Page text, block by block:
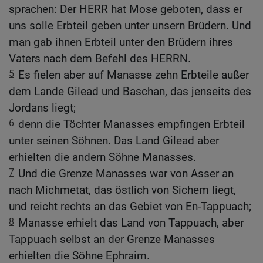
sprachen: Der HERR hat Mose geboten, dass er
uns solle Erbteil geben unter unsern Brüdern. Und
man gab ihnen Erbteil unter den Brüdern ihres
Vaters nach dem Befehl des HERRN.
5 Es fielen aber auf Manasse zehn Erbteile außer
dem Lande Gilead und Baschan, das jenseits des
Jordans liegt;
6 denn die Töchter Manasses empfingen Erbteil
unter seinen Söhnen. Das Land Gilead aber
erhielten die andern Söhne Manasses.
7 Und die Grenze Manasses war von Asser an
nach Michmetat, das östlich von Sichem liegt,
und reicht rechts an das Gebiet von En-Tappuach;
8 Manasse erhielt das Land von Tappuach, aber
Tappuach selbst an der Grenze Manasses
erhielten die Söhne Ephraim.